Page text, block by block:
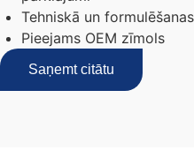
Tehniskā un
Pieejams OEM zīmols
Saņemt citātu